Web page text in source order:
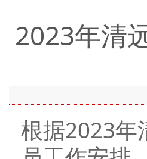
2023年清
根据2023年